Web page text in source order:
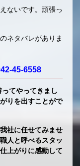
ないです。頑張っ
ネタバレがありま
45-6558
てやってきまし
りを出すことがで
社に任せてみませ
人と呼べるスタッ
上がりに感動して